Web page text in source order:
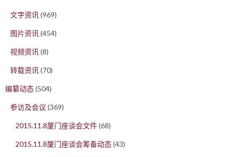
文字资讯(969)
图片资讯(454)
视频资讯(8)
转载资讯(70)
编纂动态(504)
参访及会议 (369)
2015.11.8厦门座谈会文件(68)
2015.11.8厦门座谈会筹备动态(43)